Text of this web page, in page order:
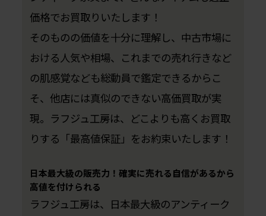
価格でお買取りいたします！
そのものの価値を十分に理解し、中古市場に
おける人気や相場、これまでの売れ行きなど
の肌感覚なども総動員で鑑定できるからこ
そ、他店には真似のできない高価買取が実
現。ラフジュ工房は、どこよりも高くお買取
りする「最高値保証」をお約束いたします！
日本最大級の販売力！確実に売れる自信があるから
高値を付けられる
ラフジュ工房は、日本最大級のアンティーク